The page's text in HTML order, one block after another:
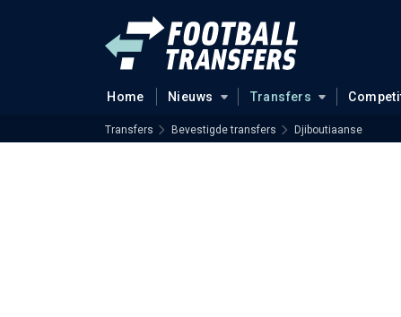
Home Nieuws Transfers
Transfers Bevestigde transfers Djiboutiaanse